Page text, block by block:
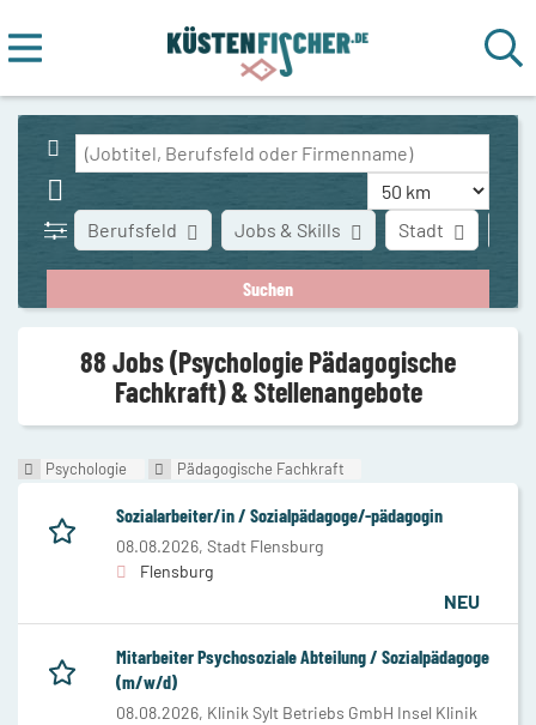
Stadt
Berufsfeld Jobs & Skills
88 Jobs (Psychologie Pädagogische
Fachkraft) & Stellenangebote
Psychologie Pädagogische Fachkraft
Sozialarbeiter/in / Sozialpädagoge/-pädagogin
08.08.2026, Stadt Flensburg
Flensburg
NEU
Mitarbeiter Psychosoziale Abteilung / Sozialpädagoge
(m/w/d)
08.08.2026, Klinik Sylt Betriebs GmbH Insel Klinik